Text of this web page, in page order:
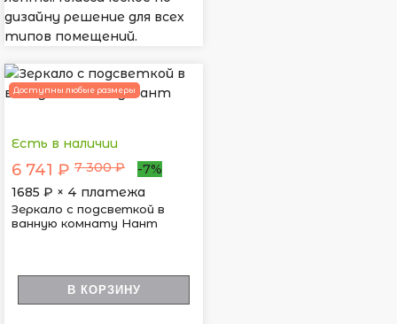
дизайну решение для всех
типов помещений.
Доступны любые размеры
Есть в наличии
6 741 ₽ 7 300 ₽
-7%
1685 ₽ × 4 платежа
Зеркало с подсветкой в
ванную комнату Нант
В КОРЗИНУ